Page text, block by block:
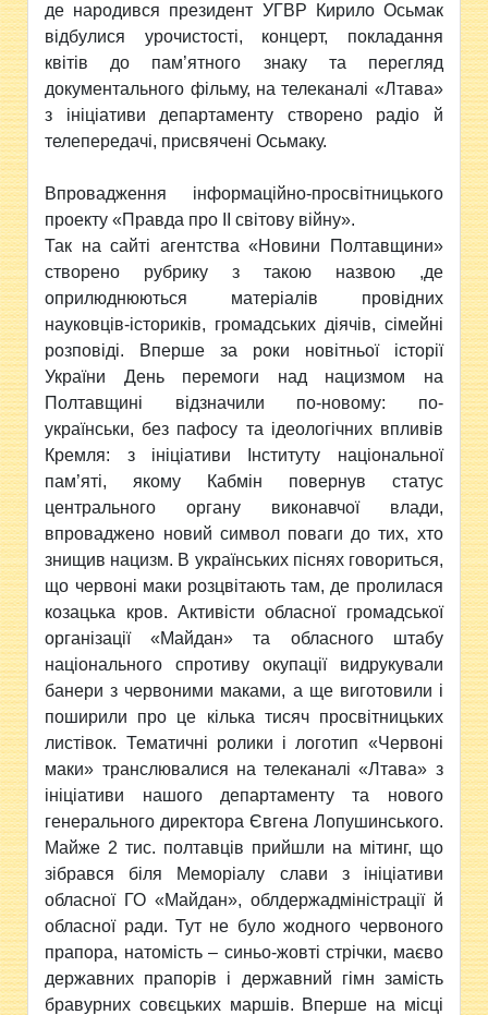
де народився президент УГВР Кирило Осьмак
відбулися урочистості, концерт, покладання
квітів до пам’ятного знаку та перегляд
документального фільму, на телеканалі «Лтава»
з ініціативи департаменту створено радіо й
телепередачі, присвячені Осьмаку.
Впровадження інформаційно-просвітницького
проекту «Правда про ІІ світову війну».
Так на сайті агентства «Новини Полтавщини»
створено рубрику з такою назвою ,де
оприлюднюються матеріалів провідних
науковців-істориків, громадських діячів, сімейні
розповіді. Вперше за роки новітньої історії
України День перемоги над нацизмом на
Полтавщині відзначили по-новому: по-
українськи, без пафосу та ідеологічних впливів
Кремля: з ініціативи Інституту національної
пам’яті, якому Кабмін повернув статус
центрального органу виконавчої влади,
впроваджено новий символ поваги до тих, хто
знищив нацизм. В українських піснях говориться,
що червоні маки розцвітають там, де пролилася
козацька кров. Активісти обласної громадської
організації «Майдан» та обласного штабу
національного спротиву окупації видрукували
банери з червоними маками, а ще виготовили і
поширили про це кілька тисяч просвітницьких
листівок. Тематичні ролики і логотип «Червоні
маки» транслювалися на телеканалі «Лтава» з
ініціативи нашого департаменту та нового
генерального директора Євгена Лопушинського.
Майже 2 тис. полтавців прийшли на мітинг, що
зібрався біля Меморіалу слави з ініціативи
обласної ГО «Майдан», облдержадміністрації й
обласної ради. Тут не було жодного червоного
прапора, натомість – синьо-жовті стрічки, маєво
державних прапорів і державний гімн замість
бравурних совєцьких маршів. Вперше на місці